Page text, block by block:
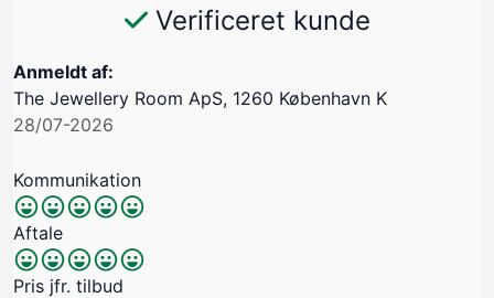
Verificeret kunde
Anmeldt af:
The Jewellery Room ApS, 1260 København K
28/07-2026
Kommunikation
Aftale
Pris jfr. tilbud